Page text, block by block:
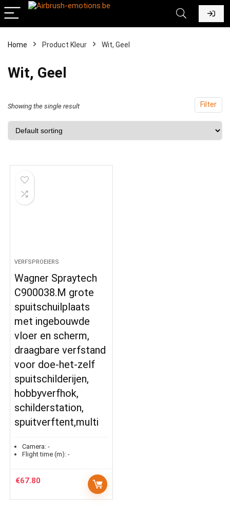
Home Product Kleur ‎Wit, Geel
‎Wit, Geel
Filter
Showing the single result
VERFSPROEIERS
Wagner Spraytech
C900038.M grote
spuitschuilplaats
met ingebouwde
vloer en scherm,
draagbare verfstand
voor doe-het-zelf
spuitschilderijen,
hobbyverfhok,
schilderstation,
spuitverftent,multi
Camera: -
Flight time (m): -
€67.80